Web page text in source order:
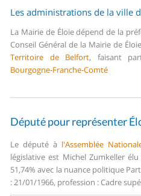
Les administrations de la ville
La Mairie de Éloie dépend de la
Conseil Général de la Mairie de
Territoire de Belfort, faisant
Bourgogne-Franche-Comté
Député pour représenter
Le député à l'Assemblée
législative est Michel Zumkeller
51,74% avec la nuance politique
: 21/01/1966, profession : Cadre